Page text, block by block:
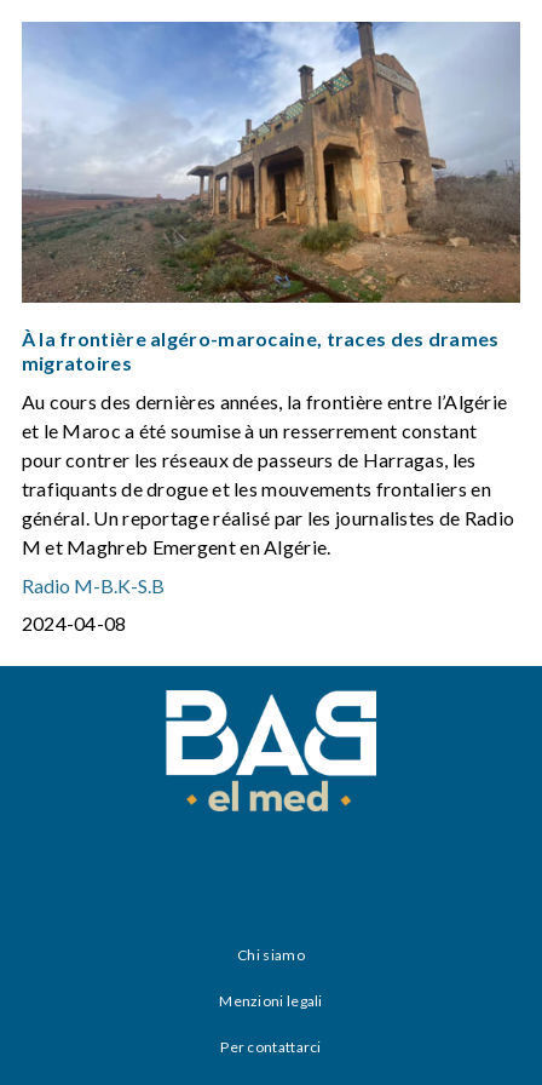
À la frontière algéro-marocaine, traces des drames
migratoires
Au cours des dernières années, la frontière entre l’Algérie
et le Maroc a été soumise à un resserrement constant
pour contrer les réseaux de passeurs de Harragas, les
trafiquants de drogue et les mouvements frontaliers en
général. Un reportage réalisé par les journalistes de Radio
M et Maghreb Emergent en Algérie.
Radio M-B.K-S.B
2024-04-08
Chi siamo
Menzioni legali
Per contattarci